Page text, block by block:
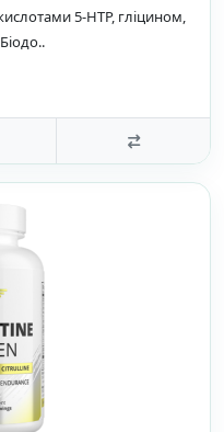
5-HTP, гліцином,